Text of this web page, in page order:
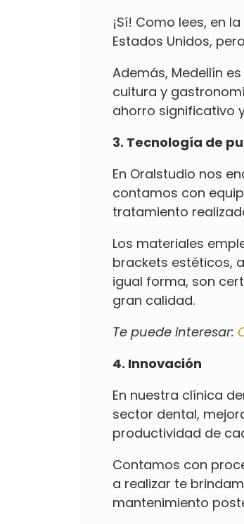
¡Sí! Como lees, en
Estados Unidos,
Además, Medellín
cultura y
ahorro significativo
3. Tecnología de
En Oralstudio nos
contamos con
tratamiento
Los materiales
brackets estéticos,
igual forma, son
gran calidad.
Te puede interesar:
4. Innovación
En nuestra clínica
sector dental,
productividad de
Contamos con
a realizar te
mantenimiento